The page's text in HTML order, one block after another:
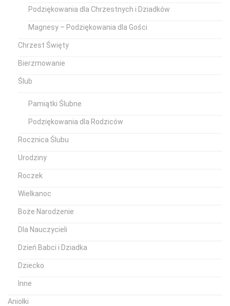
Podziękowania dla Chrzestnych i Dziadków
Magnesy – Podziękowania dla Gości
Chrzest Święty
Bierzmowanie
Ślub
Pamiątki Ślubne
Podziękowania dla Rodziców
Rocznica Ślubu
Urodziny
Roczek
Wielkanoc
Boże Narodzenie
Dla Nauczycieli
Dzień Babci i Dziadka
Dziecko
Inne
Aniołki